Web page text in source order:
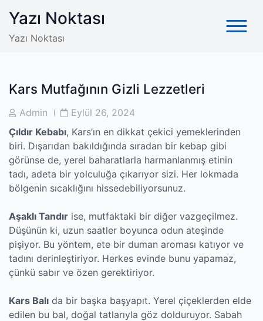
content
Yazı Noktası
Yazı Noktası
Kars Mutfağının Gizli Lezzetleri
PostAdmin
PostEylül 26, 2024
Çıldır Kebabı, Kars’ın en dikkat çekici yemeklerinden
biri. Dışarıdan bakıldığında sıradan bir kebap gibi
görünse de, yerel baharatlarla harmanlanmış etinin
tadı, adeta bir yolculuğa çıkarıyor sizi. Her lokmada
bölgenin sıcaklığını hissedebiliyorsunuz.
Aşaklı Tandır ise, mutfaktaki bir diğer vazgeçilmez.
Düşünün ki, uzun saatler boyunca odun ateşinde
pişiyor. Bu yöntem, ete bir duman aroması katıyor ve
tadını derinleştiriyor. Herkes evinde bunu yapamaz,
çünkü sabır ve özen gerektiriyor.
Kars Balı da bir başka başyapıt. Yerel çiçeklerden elde
edilen bu bal, doğal tatlarıyla göz dolduruyor. Sabah